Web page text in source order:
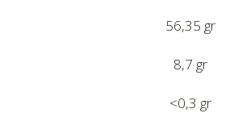
56,35 gr
8,7 gr
<0,3 gr